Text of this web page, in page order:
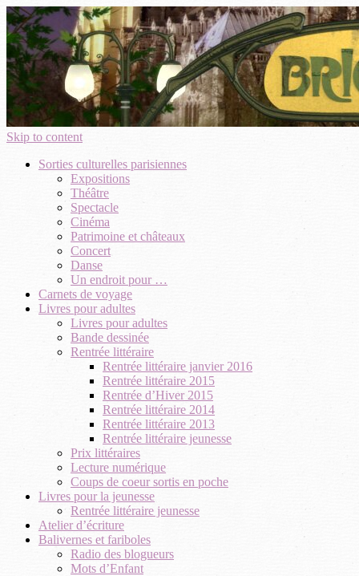
Skip to content
Sorties culturelles parisiennes
Expositions
Théâtre
Spectacle
Cinéma
Patrimoine et châteaux
Concert
Danse
Un endroit pour …
Carnets de voyage
Livres pour adultes
Livres pour adultes
Bande dessinée
Rentrée littéraire
Rentrée littéraire janvier 2016
Rentrée littéraire 2015
Rentrée d’Hiver 2015
Rentrée littéraire 2014
Rentrée littéraire 2013
Rentrée littéraire jeunesse
Prix littéraires
Lecture numérique
Coups de coeur sortis en poche
Livres pour la jeunesse
Rentrée littéraire jeunesse
Atelier d’écriture
Balivernes et fariboles
Radio des blogueurs
Mots d’Enfant